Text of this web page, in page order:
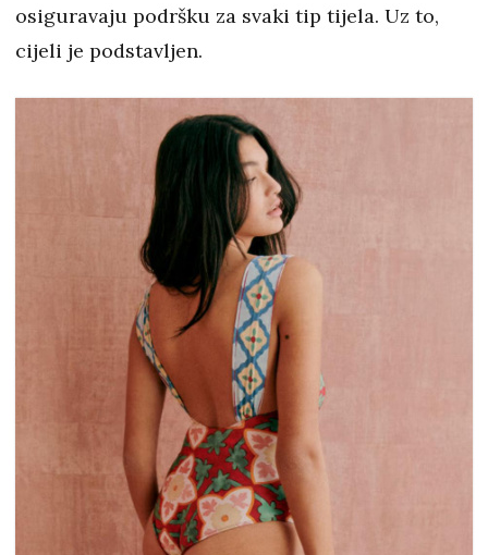
osiguravaju podršku za svaki tip tijela. Uz to,
cijeli je podstavljen.